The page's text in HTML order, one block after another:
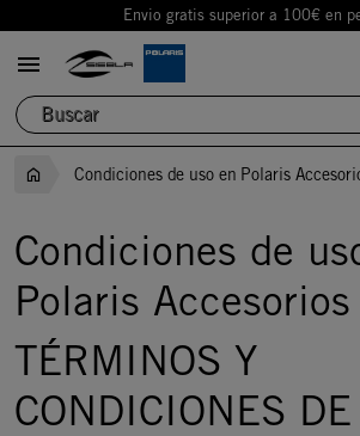
Envio gratis superior a 100€ en

Condiciones de uso en Polaris
Condiciones de
Polaris Accesorios
TÉRMINOS Y
CONDICIONES